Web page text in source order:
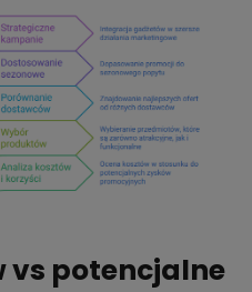
vs potencjalne